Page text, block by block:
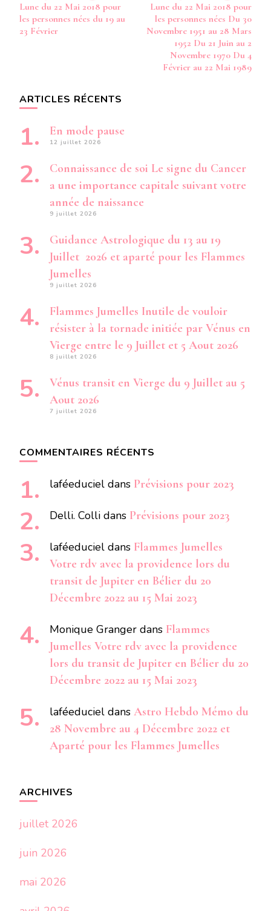
1961
DU
AU
12
1998
Lune du 22 Mai 2018 pour
les personnes nées du 19 au
23 Février
Lune du 22 Mai 2018 pour
les personnes nées Du 30
Novembre 1951 au 28 Mars
1952 Du 21 Juin au 2
Novembre 1970 Du 4
Février au 22 Mai 1989
ARTICLES RÉCENTS
En mode pause
12 juillet 2026
Connaissance de soi Le signe du Cancer
a une importance capitale suivant votre
année de naissance
9 juillet 2026
Guidance Astrologique du 13 au 19
Juillet 2026 et aparté pour les Flammes
Jumelles
9 juillet 2026
Flammes Jumelles Inutile de vouloir
résister à la tornade initiée par Vénus en
Vierge entre le 9 Juillet et 5 Aout 2026
8 juillet 2026
Vénus transit en Vierge du 9 Juillet au 5
Aout 2026
7 juillet 2026
COMMENTAIRES RÉCENTS
laféeduciel dans Prévisions pour 2023
Delli. Colli dans Prévisions pour 2023
laféeduciel dans Flammes Jumelles
Votre rdv avec la providence lors du
transit de Jupiter en Bélier du 20
Décembre 2022 au 15 Mai 2023
Monique Granger dans Flammes
Jumelles Votre rdv avec la providence
lors du transit de Jupiter en Bélier du 20
Décembre 2022 au 15 Mai 2023
laféeduciel dans Astro Hebdo Mémo du
28 Novembre au 4 Décembre 2022 et
Aparté pour les Flammes Jumelles
ARCHIVES
juillet 2026
juin 2026
mai 2026